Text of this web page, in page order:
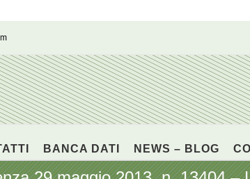
BANCA DATI NEWS – BLOG